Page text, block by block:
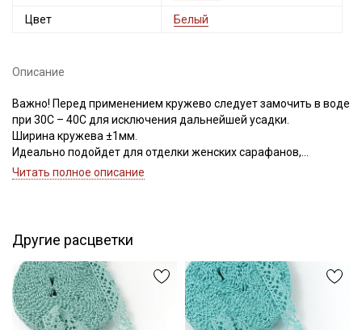
Цвет Белый
Описание
Важно! Перед применением кружево следует замочить в воде
при 30С – 40С для исключения дальнейшей усадки.
Ширина кружева ±1мм.
Идеально подойдет для отделки женских сарафанов,
платьев, юбок, рукавов.
Цветопередача может отличаться от оригинального цвета в
зависимости от настроек вашего монитора.
Читать полное описание
Другие расцветки